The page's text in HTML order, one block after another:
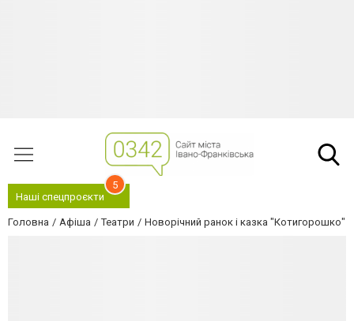
Наші спецпроєкти
5
Головна Афіша Театри Новорічний ранок і казка "Котигорошко"